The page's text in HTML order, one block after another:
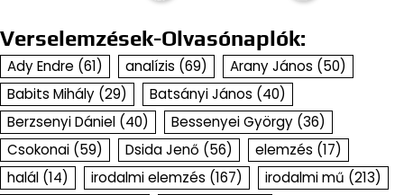
Verselemzések-Olvasónaplók:
Ady Endre (61) analízis (69) Arany János (50)
Babits Mihály (29) Batsányi János (40)
Berzsenyi Dániel (40) Bessenyei György (36)
Csokonai (59) Dsida Jenő (56) elemzés (17)
halál (14) irodalmi elemzés (167) irodalmi mű (213)